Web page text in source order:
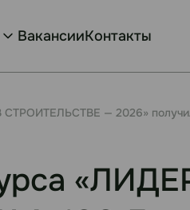
ВакансииКонтакты
— 2026»